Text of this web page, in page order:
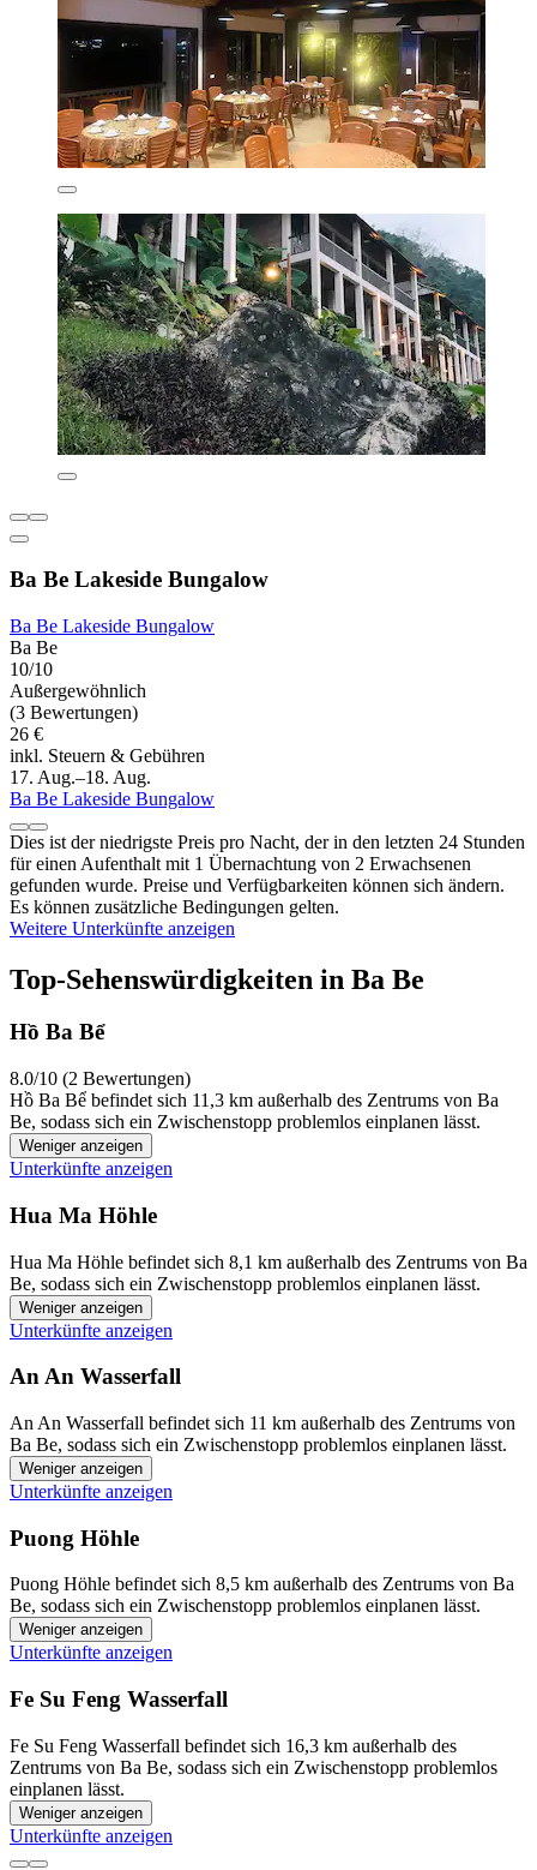
Ba Be Lakeside Bungalow
Ba Be Lakeside Bungalow
Ba Be
10/10
Außergewöhnlich
(3 Bewertungen)
26 €
inkl. Steuern & Gebühren
17. Aug.–18. Aug.
Ba Be Lakeside Bungalow
Dies ist der niedrigste Preis pro Nacht, der in den letzten 24 Stunden
für einen Aufenthalt mit 1 Übernachtung von 2 Erwachsenen
gefunden wurde. Preise und Verfügbarkeiten können sich ändern.
Es können zusätzliche Bedingungen gelten.
Weitere Unterkünfte anzeigen
Top-Sehenswürdigkeiten in Ba Be
Hồ Ba Bể
8.0/10 (2 Bewertungen)
Hồ Ba Bể befindet sich 11,3 km außerhalb des Zentrums von Ba
Be, sodass sich ein Zwischenstopp problemlos einplanen lässt.
Weniger anzeigen
Unterkünfte anzeigen
Hua Ma Höhle
Hua Ma Höhle befindet sich 8,1 km außerhalb des Zentrums von Ba
Be, sodass sich ein Zwischenstopp problemlos einplanen lässt.
Weniger anzeigen
Unterkünfte anzeigen
An An Wasserfall
An An Wasserfall befindet sich 11 km außerhalb des Zentrums von
Ba Be, sodass sich ein Zwischenstopp problemlos einplanen lässt.
Weniger anzeigen
Unterkünfte anzeigen
Puong Höhle
Puong Höhle befindet sich 8,5 km außerhalb des Zentrums von Ba
Be, sodass sich ein Zwischenstopp problemlos einplanen lässt.
Weniger anzeigen
Unterkünfte anzeigen
Fe Su Feng Wasserfall
Fe Su Feng Wasserfall befindet sich 16,3 km außerhalb des
Zentrums von Ba Be, sodass sich ein Zwischenstopp problemlos
einplanen lässt.
Weniger anzeigen
Unterkünfte anzeigen